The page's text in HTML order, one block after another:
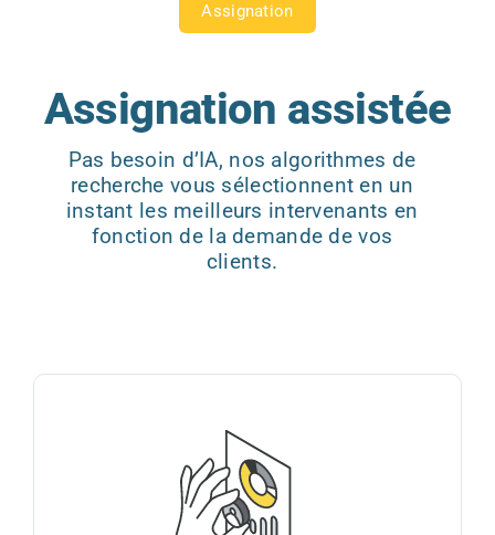
Assignation
Assignation assistée
Pas besoin d’IA, nos algorithmes de
recherche vous sélectionnent en un
instant les meilleurs intervenants en
fonction de la demande de vos
clients.